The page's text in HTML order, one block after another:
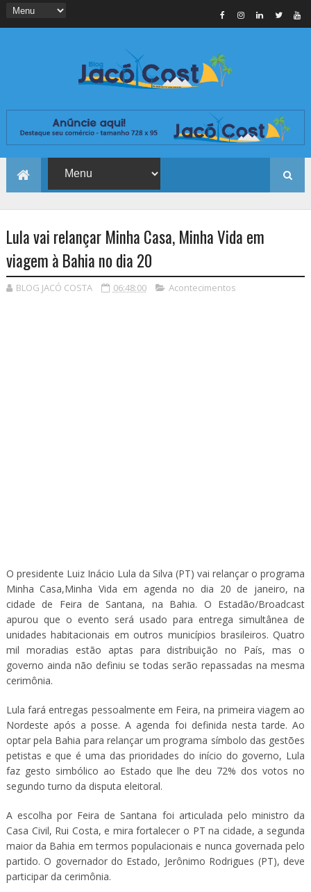
Lula vai relançar Minha Casa, Minha Vida em
viagem à Bahia no dia 20
BLOG JACÓ COSTA 06:48:00 Acontecimentos
O presidente Luiz Inácio Lula da Silva (PT) vai relançar o programa
Minha Casa,Minha Vida em agenda no dia 20 de janeiro, na
cidade de Feira de Santana, na Bahia. O Estadão/Broadcast
apurou que o evento será usado para entrega simultânea de
unidades habitacionais em outros municípios brasileiros. Quatro
mil moradias estão aptas para distribuição no País, mas o
governo ainda não definiu se todas serão repassadas na mesma
cerimônia.
Lula fará entregas pessoalmente em Feira, na primeira viagem ao
Nordeste após a posse. A agenda foi definida nesta tarde. Ao
optar pela Bahia para relançar um programa símbolo das gestões
petistas e que é uma das prioridades do início do governo, Lula
faz gesto simbólico ao Estado que lhe deu 72% dos votos no
segundo turno da disputa eleitoral.
A escolha por Feira de Santana foi articulada pelo ministro da
Casa Civil, Rui Costa, e mira fortalecer o PT na cidade, a segunda
maior da Bahia em termos populacionais e nunca governada pelo
partido. O governador do Estado, Jerônimo Rodrigues (PT), deve
participar da cerimônia.